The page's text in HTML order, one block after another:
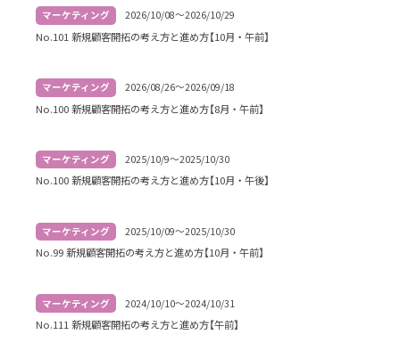
マーケティング 2026/10/08～2026/10/29
No.101 新規顧客開拓の考え方と進め方【10月・午前】
マーケティング 2026/08/26～2026/09/18
No.100 新規顧客開拓の考え方と進め方【8月・午前】
マーケティング 2025/10/9～2025/10/30
No.100 新規顧客開拓の考え方と進め方【10月・午後】
マーケティング 2025/10/09～2025/10/30
No.99 新規顧客開拓の考え方と進め方【10月・午前】
マーケティング 2024/10/10～2024/10/31
No.111 新規顧客開拓の考え方と進め方【午前】